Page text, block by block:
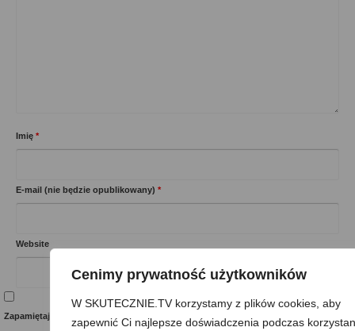
Cenimy prywatność użytkowników
W SKUTECZNIE.TV korzystamy z plików cookies, aby
zapewnić Ci najlepsze doświadczenia podczas
Imię *
E-mail (nie będzie opublikowany) *
Website
Zapamiętaj moje dane w tej przeglądarce podczas pisania kolejnych komentarzy.